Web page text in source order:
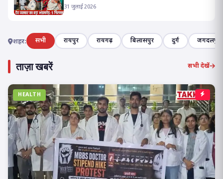
31 जुलाई 2026
शहर: सभी रायपुर रायगढ़ बिलासपुर दुर्ग जगदलपुर
ताज़ा खबरें सभी देखें
HEALTH